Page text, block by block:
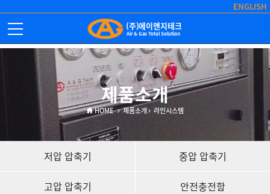
ENGLISH
(주)에이앤지테크
Air & Gas Total Solution
제품소개
HOME 제품소개 라인시스템
저압 압축기 중압 압축기
고압 압축기 안전충전함